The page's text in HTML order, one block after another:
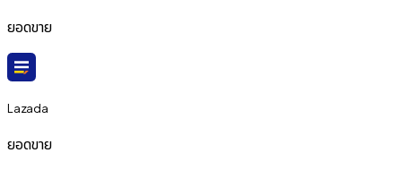
ยอดขาย
Lazada
ยอดขาย